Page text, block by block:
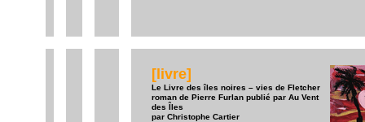
[livre]
Le Livre des îles noires – vies de Fletcher
roman de Pierre Furlan publié par Au Vent
des Îles
par Christophe Cartier